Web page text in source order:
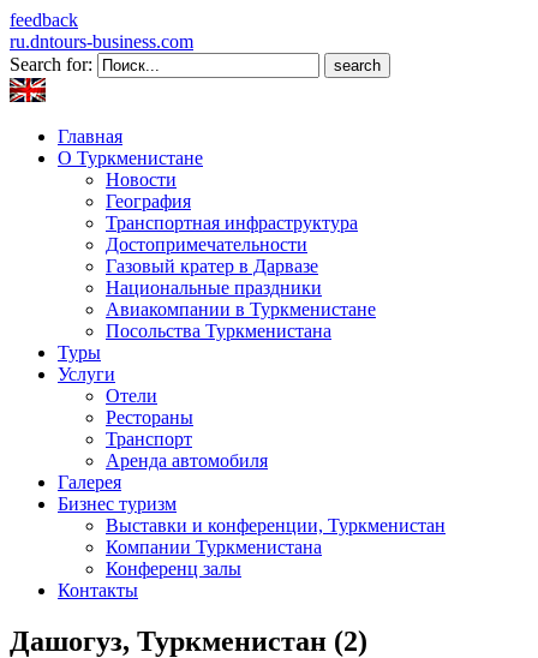
feedback
ru.dntours-business.com
Search for:
Главная
О Туркменистане
Новости
География
Транспортная инфраструктура
Достопримечательности
Газовый кратер в Дарвазе
Национальные праздники
Авиакомпании в Туркменистане
Посольства Туркменистана
Туры
Услуги
Отели
Рестораны
Транспорт
Аренда автомобиля
Галерея
Бизнес туризм
Выставки и конференции, Туркменистан
Компании Туркменистана
Конференц залы
Контакты
Дашогуз, Туркменистан (2)